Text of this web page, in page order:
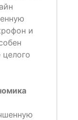
и
целого